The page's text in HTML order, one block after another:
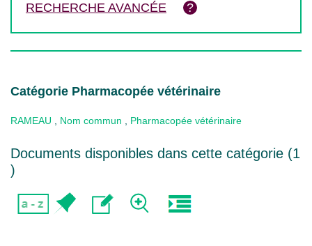
RECHERCHE AVANCÉE
Catégorie Pharmacopée vétérinaire
RAMEAU Nom commun Pharmacopée vétérinaire
Documents disponibles dans cette catégorie (1
)